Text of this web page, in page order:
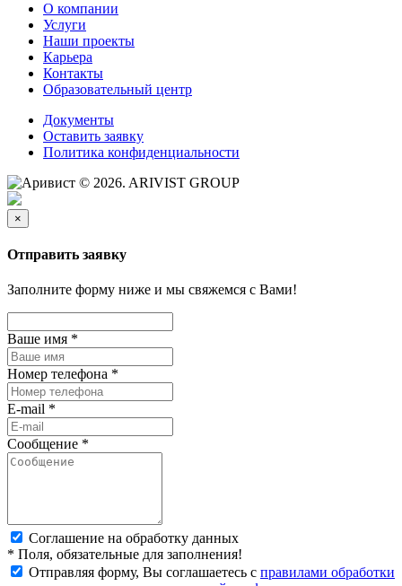
О компании
Услуги
Наши проекты
Карьера
Контакты
Образовательный центр
Документы
Оставить заявку
Политика конфиденциальности
© 2026. ARIVIST GROUP
×
Отправить заявку
Заполните форму ниже и мы свяжемся с Вами!
Ваше имя *
Номер телефона *
E-mail *
Сообщение *
Соглашение на обработку данных
* Поля, обязательные для заполнения!
Отправляя форму, Вы соглашаетесь с правилами обработки